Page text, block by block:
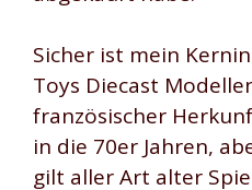
Sicher ist mein
Toys Diecast
französischer
in die 70er Jahren,
gilt aller Art alter